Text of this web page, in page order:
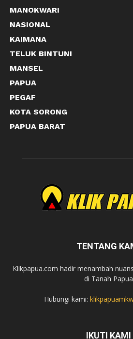
MANOKWARI
NASIONAL
KAIMANA
TELUK BINTUNI
MANSEL
PAPUA
PEGAF
KOTA SORONG
PAPUA BARAT
TENTANG
Klikpapua.com hadir menambah
di Tanah Papua
Hubungi kami:
IKUTI KAMI